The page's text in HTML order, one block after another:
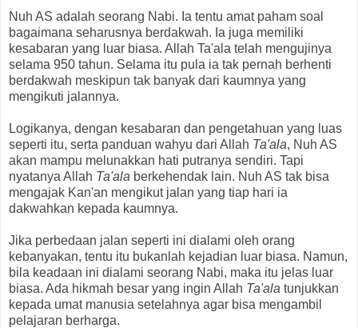
Nuh AS adalah seorang Nabi. Ia tentu amat paham soal
bagaimana seharusnya berdakwah. Ia juga memiliki
kesabaran yang luar biasa. Allah Ta'ala telah mengujinya
selama 950 tahun. Selama itu pula ia tak pernah berhenti
berdakwah meskipun tak banyak dari kaumnya yang
mengikuti jalannya.
Logikanya, dengan kesabaran dan pengetahuan yang luas
seperti itu, serta panduan wahyu dari Allah Ta'ala, Nuh AS
akan mampu melunakkan hati putranya sendiri. Tapi
nyatanya Allah Ta'ala berkehendak lain. Nuh AS tak bisa
mengajak Kan'an mengikut jalan yang tiap hari ia
dakwahkan kepada kaumnya.
Jika perbedaan jalan seperti ini dialami oleh orang
kebanyakan, tentu itu bukanlah kejadian luar biasa. Namun,
bila keadaan ini dialami seorang Nabi, maka itu jelas luar
biasa. Ada hikmah besar yang ingin Allah Ta'ala tunjukkan
kepada umat manusia setelahnya agar bisa mengambil
pelajaran berharga.